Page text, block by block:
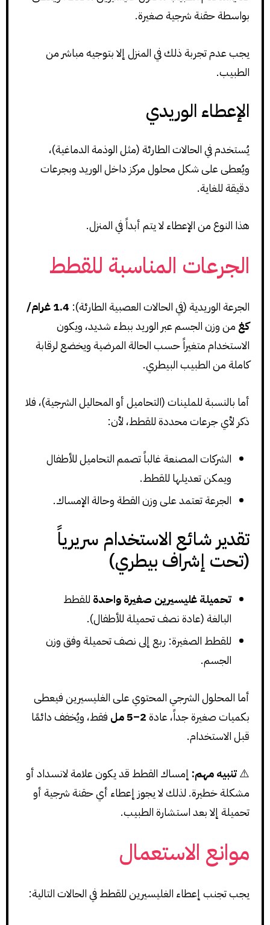
بواسطة حقنة شرجية صغيرة.
يجب عدم تجربة ذلك في المنزل إلا بتوجيه مباشر من
الطبيب.
الإعطاء الوريدي
يُستخدم في الحالات الطارئة (مثل الوذمة الدماغية)،
ويُعطى على شكل محلول مركز داخل الوريد وبجرعات
دقيقة للغاية.
هذا النوع من الإعطاء لا يتم أبداً في المنزل.
الجرعات المناسبة للقطط
الجرعة الوريدية (في الحالات العصبية الطارئة):
1.4 غرام/
كغ من وزن الجسم عبر الوريد ببطء شديد، ويكون
الاستخدام متغيراً حسب الحالة المرضية ويخضع لرقابة
كاملة من الطبيب البيطري.
أما بالنسبة للملينات (التحاميل أو المحاليل الشرجية)، فلا
ذكر لأي جرعات محددة للقطط، لأن:
الشركات المصنعة غالباً تصمم التحاميل للأطفال
ويمكن تعديلها للقطط.
الجرعة تعتمد على وزن القطة وحالة الإمساك.
تقدير شائع الاستخدام سريرياً
(تحت إشراف بيطري)
تحميلة غليسيرين صغيرة واحدة للقطط
البالغة (عادة نصف تحميلة للأطفال).
للقطط الصغيرة: ربع إلى نصف تحميلة وفق وزن
الجسم.
أما المحلول الشرجي المحتوي على الغليسيرين فيعطى
بكميات صغيرة جداً، عادة2–5 مل
فقط، ويُخفف دائمًا
قبل الاستخدام.
⚠️تنبيه مهم: إمساك القطط قد يكون علامة لانسداد أو
مشكلة خطيرة. لذلك لا يجوز إعطاء أي حقنة شرجية أو
تحميلة إلا بعد استشارة الطبيب.
موانع الاستعمال
يجب تجنب إعطاء الغليسيرين للقطط في الحالات التالية: